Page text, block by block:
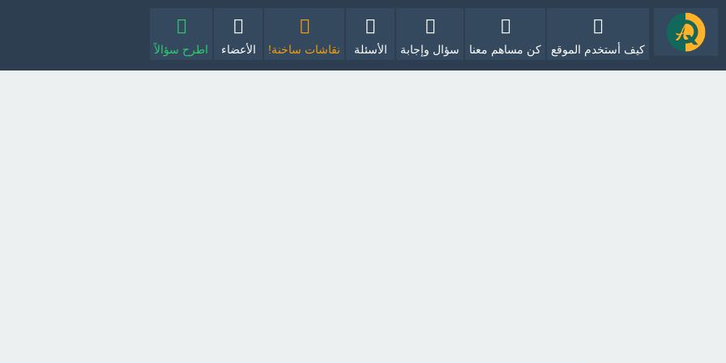
كيف أستخدم الموقع كن مساهم معنا سؤال وإجابة الأسئلة نقاشات ساخنة! الأعضاء اطرح سؤالاً